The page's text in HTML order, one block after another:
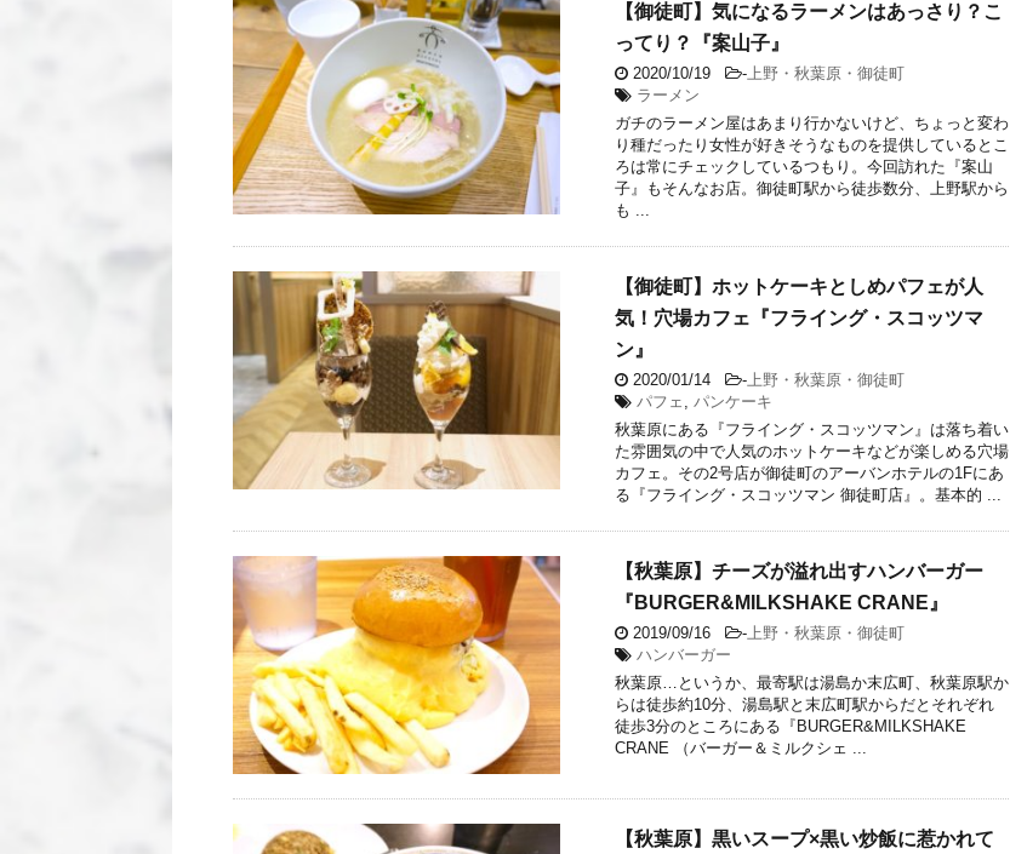
【御徒町】気になるラーメンはあっさり？こ
ってり？『案山子』
2020/10/19 -上野・秋葉原・御徒町
ラーメン
ガチのラーメン屋はあまり行かないけど、ちょっと変わ
り種だったり女性が好きそうなものを提供しているとこ
ろは常にチェックしているつもり。今回訪れた『案山
子』もそんなお店。御徒町駅から徒歩数分、上野駅から
も ...
【御徒町】ホットケーキとしめパフェが人
気！穴場カフェ『フライング・スコッツマ
ン』
2020/01/14 -上野・秋葉原・御徒町
パフェ , パンケーキ
秋葉原にある『フライング・スコッツマン』は落ち着い
た雰囲気の中で人気のホットケーキなどが楽しめる穴場
カフェ。その2号店が御徒町のアーバンホテルの1Fにあ
る『フライング・スコッツマン 御徒町店』。基本的 ...
【秋葉原】チーズが溢れ出すハンバーガー
『BURGER&MILKSHAKE CRANE』
2019/09/16 -上野・秋葉原・御徒町
ハンバーガー
秋葉原…というか、最寄駅は湯島か末広町、秋葉原駅か
らは徒歩約10分、湯島駅と末広町駅からだとそれぞれ
徒歩3分のところにある『BURGER&MILKSHAKE
CRANE （バーガー＆ミルクシェ ...
【秋葉原】黒いスープ×黒い炒飯に惹かれて